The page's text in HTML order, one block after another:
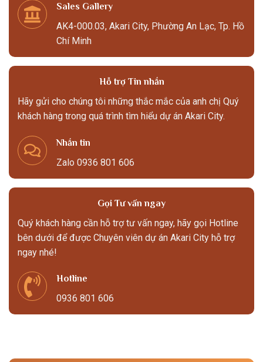
Sales Gallery
AK4-000.03, Akari City, Phường An Lạc, Tp. Hồ
Chí Minh
Hỗ trợ Tin nhắn
Hãy gửi cho chúng tôi những thắc mắc của anh chị Quý
khách hàng trong quá trình tìm hiểu dự án Akari City.
Nhắn tin
Zalo 0936 801 606
Gọi Tư vấn ngay
Quý khách hàng cần hỗ trợ tư vấn ngay, hãy gọi Hotline
bên dưới để được Chuyên viên dự án Akari City hỗ trợ
ngay nhé!
Hotline
0936 801 606